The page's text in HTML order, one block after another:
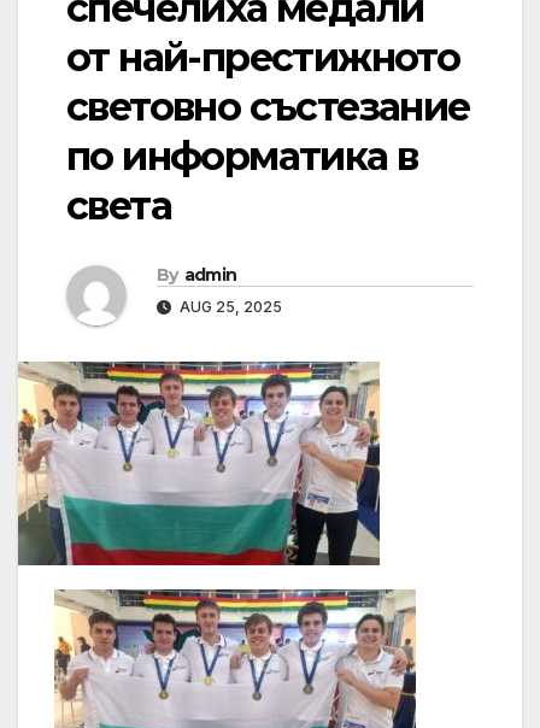
от най-престижното
световно състезание
по информатика в
света
By admin
AUG 25, 2025